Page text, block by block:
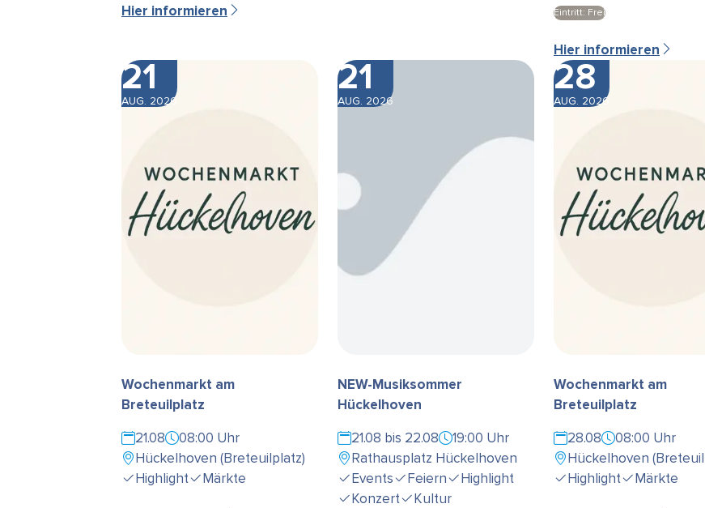
Hier informieren Eintritt: Frei
Hier informieren
21
AUG. 2026
Wochenmarkt am
Breteuilplatz
21.08
08:00 Uhr
Hückelhoven (Breteuilplatz)
Highlight
Märkte
21
AUG. 2026
NEW-Musiksommer
Hückelhoven
21.08 bis 22.08
19:00 Uhr
Rathausplatz Hückelhoven
Events
Feiern
Highlight
Konzert
Kultur
28
AUG. 2026
Wochenmarkt am
Breteuilplatz
28.08
08:00 Uhr
Hückelhoven
Highlight
Märkte